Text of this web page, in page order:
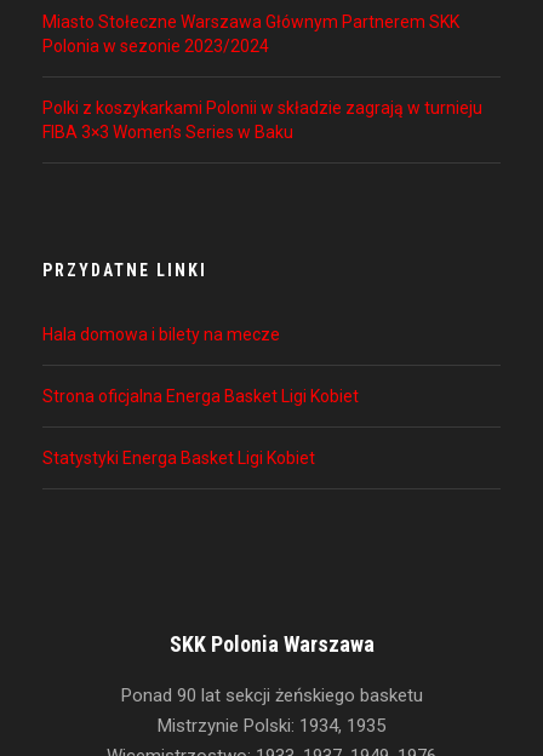
Miasto Stołeczne Warszawa Głównym Partnerem SKK
Polonia w sezonie 2023/2024
Polki z koszykarkami Polonii w składzie zagrają w turnieju
FIBA 3×3 Women’s Series w Baku
PRZYDATNE LINKI
Hala domowa i bilety na mecze
Strona oficjalna Energa Basket Ligi Kobiet
Statystyki Energa Basket Ligi Kobiet
SKK Polonia Warszawa
Ponad 90 lat sekcji żeńskiego basketu
Mistrzynie Polski: 1934, 1935